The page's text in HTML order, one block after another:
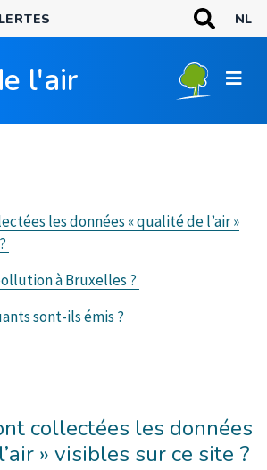
au
principal
MOTS-
CLÉS
NL
l'air
les données « qualité de l’air »
à Bruxelles ?
sont-ils émis ?
collectées les données
» visibles sur ce site ?